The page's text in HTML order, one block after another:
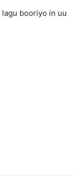
lagu booriyo in uu